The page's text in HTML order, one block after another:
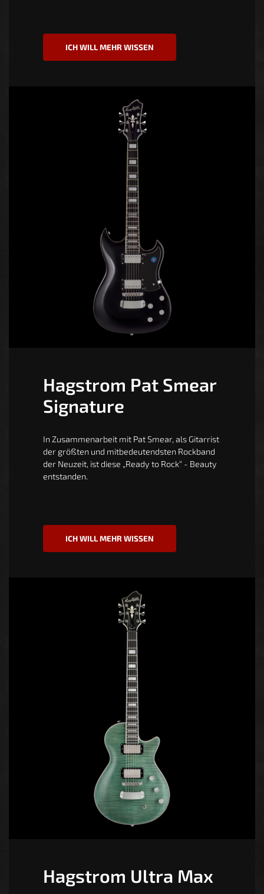
ICH WILL MEHR WISSEN
Hagstrom Pat Smear
Signature
In Zusammenarbeit mit Pat Smear, als Gitarrist
der größten und mitbedeutendsten Rockband
der Neuzeit, ist diese „Ready to Rock“ - Beauty
entstanden.
ICH WILL MEHR WISSEN
Hagstrom Ultra Max